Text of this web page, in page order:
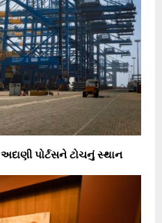
અદાણી પોર્ટસને ટોચનું સ્થાન